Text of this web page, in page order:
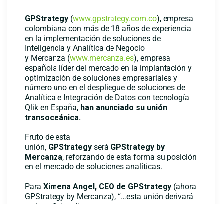
GPStrategy (www.gpstrategy.com.co), empresa
colombiana con más de 18 años de experiencia
en la implementación de soluciones de
Inteligencia y Analítica de Negocio
y Mercanza (www.mercanza.es), empresa
española líder del mercado en la implantación y
optimización de soluciones empresariales y
número uno en el despliegue de soluciones de
Analítica e Integración de Datos con tecnología
Qlik en España, han anunciado su unión
transoceánica.
Fruto de esta
unión, GPStrategy será GPStrategy by
Mercanza, reforzando de esta forma su posición
en el mercado de soluciones analíticas.
Para Ximena Angel, CEO de GPStrategy (ahora
GPStrategy by Mercanza), “…esta unión derivará